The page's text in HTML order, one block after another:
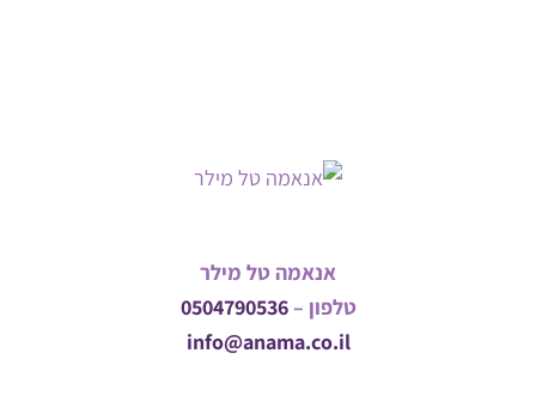
אנאמה טל מילר
טלפון –0504790536
info@anama.co.il